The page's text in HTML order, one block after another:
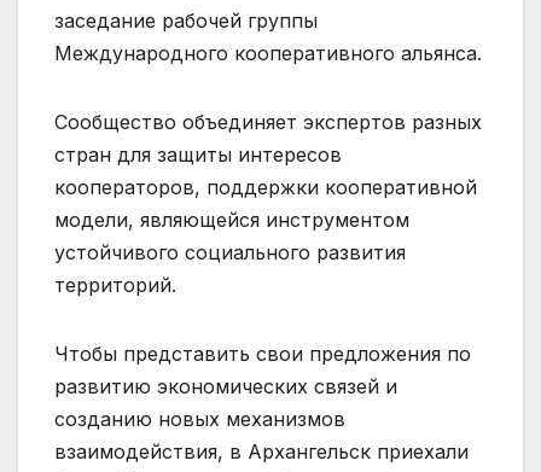
заседание рабочей группы
Международного кооперативного альянса.
Сообщество объединяет экспертов разных
стран для защиты интересов
кооператоров, поддержки кооперативной
модели, являющейся инструментом
устойчивого социального развития
территорий.
Чтобы представить свои предложения по
развитию экономических связей и
созданию новых механизмов
взаимодействия, в Архангельск приехали